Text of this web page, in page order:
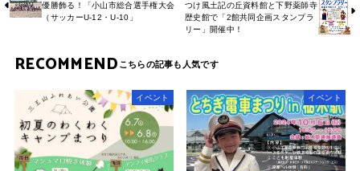
優勝飾る！「小山市総合選手権大会
（サッカーU-12・U-10」
つけ風土記の丘資料館と下野薬師寺
歴史館で「2館共同企画スタンプラ
リー」開催中！
RECOMMEND
イベント イベント